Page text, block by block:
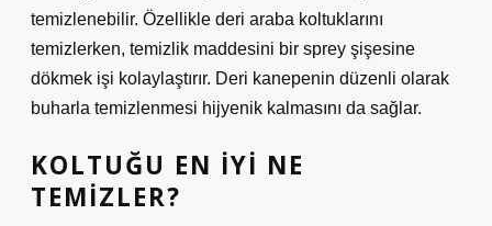
temizlenebilir. Özellikle deri araba koltuklarını
temizlerken, temizlik maddesini bir sprey şişesine
dökmek işi kolaylaştırır. Deri kanepenin düzenli olarak
buharla temizlenmesi hijyenik kalmasını da sağlar.
KOLTUĞU EN IYI NE
TEMIZLER?